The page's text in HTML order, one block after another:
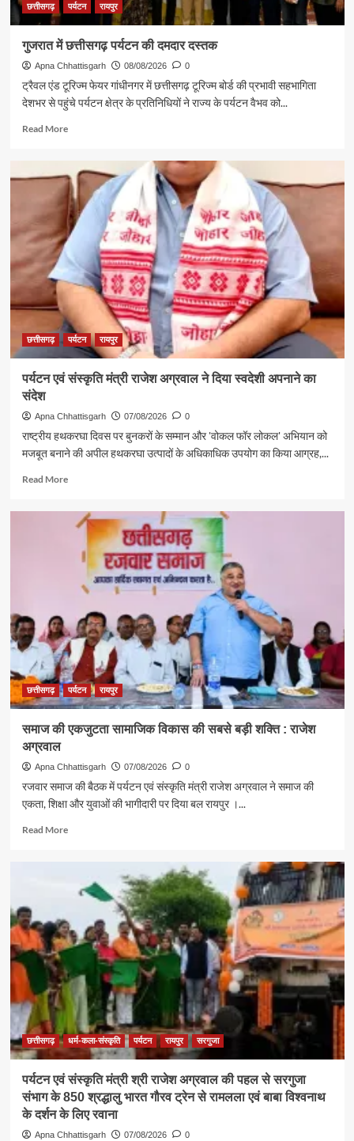
छत्तीसगढ़ पर्यटन रायपुर
गुजरात में छत्तीसगढ़ पर्यटन की दमदार दस्तक
Apna Chhattisgarh 08/08/2026 0
ट्रैवल एंड टूरिज्म फेयर गांधीनगर में छत्तीसगढ़ टूरिज्म बोर्ड की प्रभावी सहभागिता
देशभर से पहुंचे पर्यटन क्षेत्र के प्रतिनिधियों ने राज्य के पर्यटन वैभव को...
Read MoreRead
गुजरात
में
छत्तीसगढ़
पर्यटन
की
दमदार
दस्तक
छत्तीसगढ़ पर्यटन रायपुर
पर्यटन एवं संस्कृति मंत्री राजेश अग्रवाल ने दिया स्वदेशी अपनाने का
संदेश
Apna Chhattisgarh 07/08/2026 0
राष्ट्रीय हथकरघा दिवस पर बुनकरों के सम्मान और 'वोकल फॉर लोकल' अभियान को
मजबूत बनाने की अपील हथकरघा उत्पादों के अधिकाधिक उपयोग का किया आग्रह,...
Read MoreRead
पर्यटन
संस्कृति
राजेश
अग्रवाल
दिया
स्वदेशी
अपनाने
का
संदेश
छत्तीसगढ़ पर्यटन रायपुर
समाज की एकजुटता सामाजिक विकास की सबसे बड़ी शक्ति : राजेश
अग्रवाल
Apna Chhattisgarh 07/08/2026 0
रजवार समाज की बैठक में पर्यटन एवं संस्कृति मंत्री राजेश अग्रवाल ने समाज की
एकता, शिक्षा और युवाओं की भागीदारी पर दिया बल रायपुर ।...
Read MoreRead
एकजुटता
सामाजिक
विकास
की
बड़ी
शक्ति
राजेश
अग्रवाल
छत्तीसगढ़ धर्म-कला-संस्कृति पर्यटन रायपुर सरगुजा
पर्यटन एवं संस्कृति मंत्री श्री राजेश अग्रवाल की पहल से सरगुजा
संभाग के 850 श्रद्धालु भारत गौरव ट्रेन से रामलला एवं बाबा विश्वनाथ
के दर्शन के लिए रवाना
Apna Chhattisgarh 07/08/2026 0